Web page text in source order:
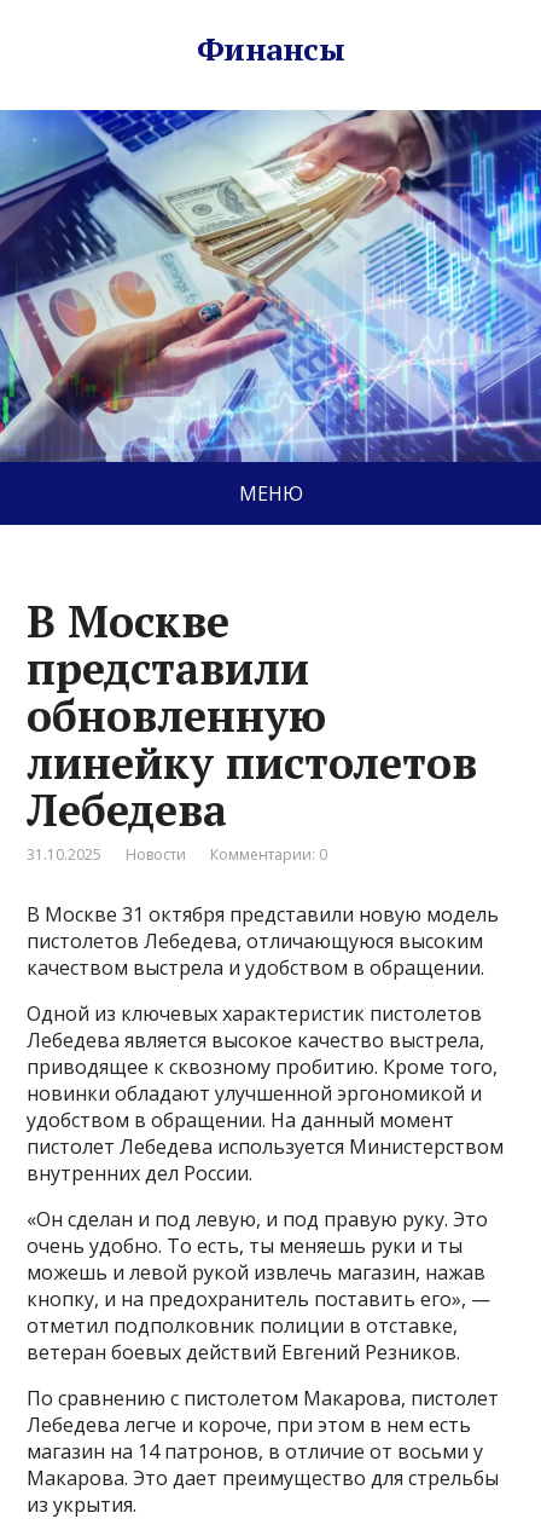
Финансы
МЕНЮ
В Москве
представили
обновленную
линейку пистолетов
Лебедева
31.10.2025 Новости Комментарии: 0
В Москве 31 октября представили новую модель
пистолетов Лебедева, отличающуюся высоким
качеством выстрела и удобством в обращении.
Одной из ключевых характеристик пистолетов
Лебедева является высокое качество выстрела,
приводящее к сквозному пробитию. Кроме того,
новинки обладают улучшенной эргономикой и
удобством в обращении. На данный момент
пистолет Лебедева используется Министерством
внутренних дел России.
«Он сделан и под левую, и под правую руку. Это
очень удобно. То есть, ты меняешь руки и ты
можешь и левой рукой извлечь магазин, нажав
кнопку, и на предохранитель поставить его», —
отметил подполковник полиции в отставке,
ветеран боевых действий Евгений Резников.
По сравнению с пистолетом Макарова, пистолет
Лебедева легче и короче, при этом в нем есть
магазин на 14 патронов, в отличие от восьми у
Макарова. Это дает преимущество для стрельбы
из укрытия.